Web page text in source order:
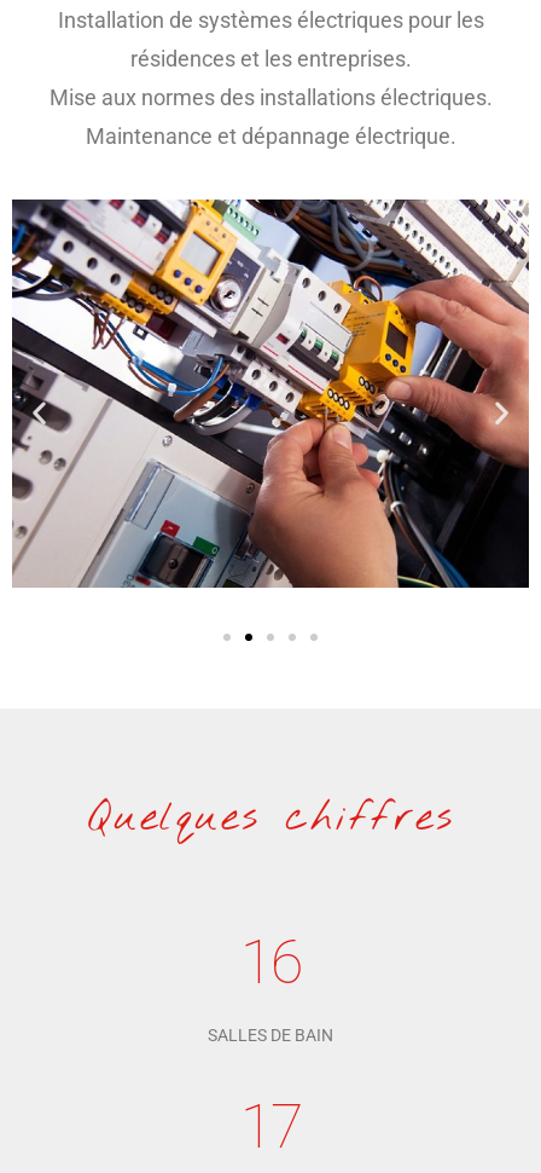
Installation de systèmes électriques pour les
résidences et les entreprises.
Mise aux normes des installations électriques.
Maintenance et dépannage électrique.
Quelques chiffres
16
SALLES DE BAIN
17